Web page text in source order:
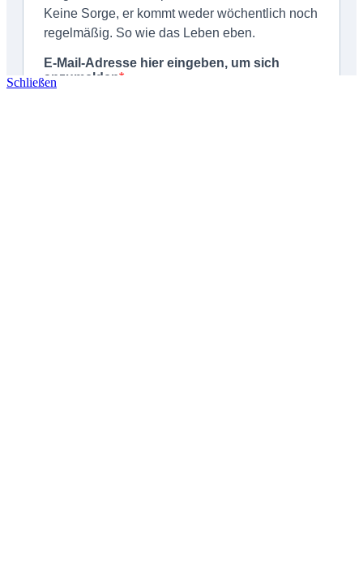
Schließen